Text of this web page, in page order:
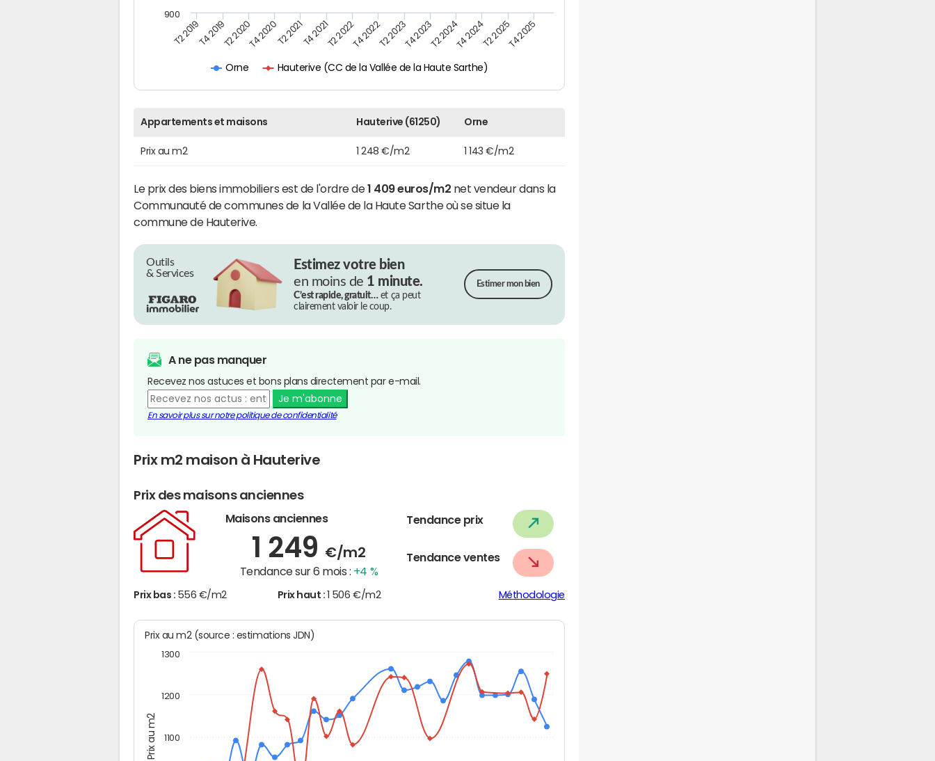
Orne Hauterive (CC de la Vallée de la Haute Sarthe)
T2 2019T4 2019T2 2020T4 2020T2 2021T4 2021T2 2022T4 2022T2 2023T4 2023T2 2024T4 2024T2 2025T4 2025
900
Appartements et maisons Hauterive (61250) Orne
Prix au m2 1 248 €/m2 1 143 €/m2
Le prix des biens immobiliers est de l'ordre de1 409 euros/m2 net vendeur dans la
Communauté de communes de la Vallée de la Haute Sarthe où se situe la
commune de Hauterive.
Outils
& Services
Estimez votre bien
en moins de 1 minute.
C’est rapide, gratuit…et ça peut
clairement valoir le coup.
Estimer mon bien
A ne pas manquer
Recevez nos astuces et bons plans directement par e-mail.
Je m'abonne
En savoir plus sur notre politique de confidentialité
Prix m2 maison à Hauterive
Prix des maisons anciennes
Maisons anciennes
1 249 €/m2
Tendance sur 6 mois : +4 %
Tendance prix
Tendance ventes
Prix bas : 556 €/m2 Prix haut : 1 506 €/m2 Méthodologie
Prix au m2
Prix au m2 (source : estimations JDN)
1100
1200
1300